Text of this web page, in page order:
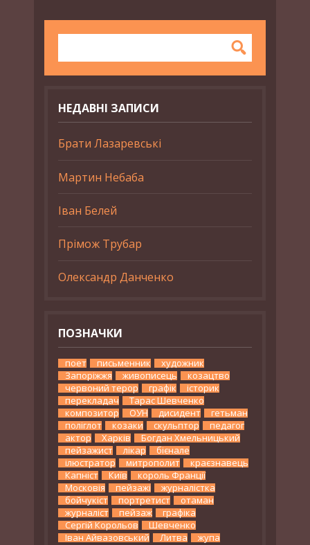
НЕДАВНІ ЗАПИСИ
Брати Лазаревські
Мартин Небаба
Іван Белей
Прімож Трубар
Олександр Данченко
ПОЗНАЧКИ
поет письменник
художник
Запоріжжя
живописець
козацтво
червоний терор
графік
історик
перекладач
Тарас Шевченко
композитор
ОУН дисидент
гетьман
поліглот
козаки скульптор
педагог
актор
Харків
Богдан Хмельницький
пейзажист
лікар
бієнале
ілюстратор
митрополит
краєзнавець
Капніст
Київ
король Франції
Московія
пейзажі
журналістка
бойчукіст
портретист
отаман
журналіст
пейзаж
графіка
Сергій Корольов
Шевченко
Іван Айвазовський
Литва жупа